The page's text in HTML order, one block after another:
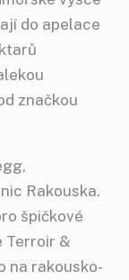
do apelace
značkou
Rakouska.
špičkové
Terroir &
na rakousko-